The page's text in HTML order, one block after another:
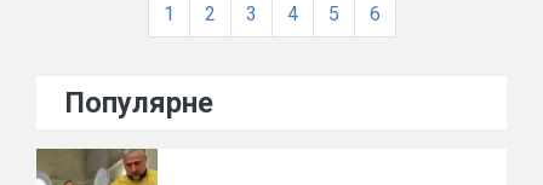
1 2 3 4 5 6
Популярне